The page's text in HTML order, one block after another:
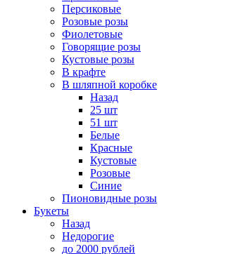
Персиковые
Розовые розы
Фиолетовые
Говорящие розы
Кустовые розы
В крафте
В шляпной коробке
Назад
25 шт
51 шт
Белые
Красные
Кустовые
Розовые
Синие
Пионовидные розы
Букеты
Назад
Недорогие
до 2000 рублей